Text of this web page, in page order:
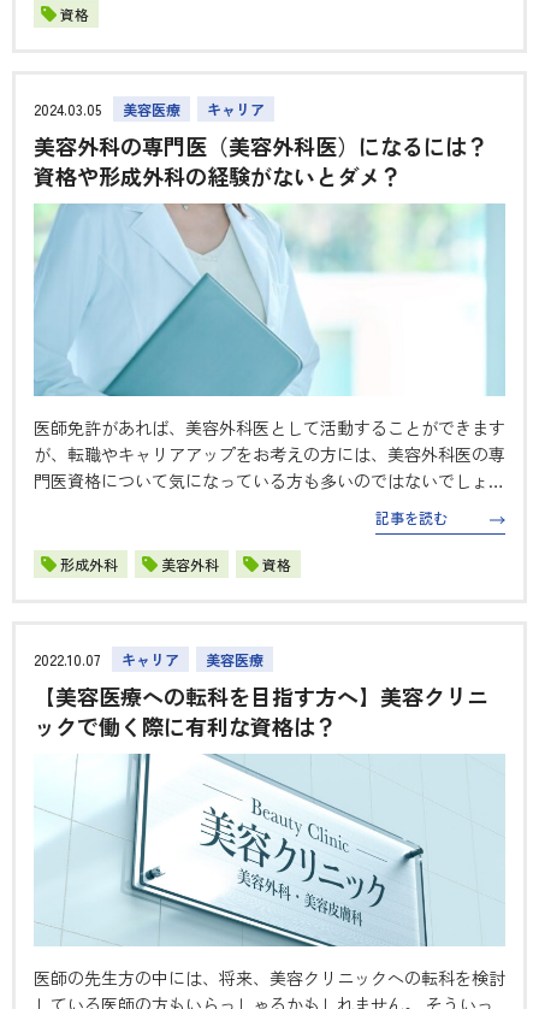
は、美容整形やアンチ…
資格
2024.03.05 美容医療 キャリア
美容外科の専門医（美容外科医）になるには？
資格や形成外科の経験がないとダメ？
医師免許があれば、美容外科医として活動することができます
が、転職やキャリアアップをお考えの方には、美容外科医の専
門医資格について気になっている方も多いのではないでしょう
か。 そこで今回の記事では、専門医になるまでの流れや、日
本で美容外科の専門医を認定している２つの美容外科学会JSA
SとJSPASを紹…
記事を読む
形成外科 美容外科 資格
2022.10.07 キャリア 美容医療
【美容医療への転科を目指す方へ】美容クリニ
ックで働く際に有利な資格は？
医師の先生方の中には、将来、美容クリニックへの転科を検討
している医師の方もいらっしゃるかもしれません。 そういっ